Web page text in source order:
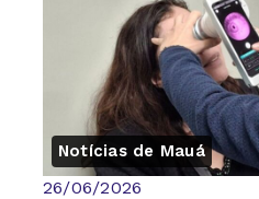
Notícias de Mauá
26/06/2026